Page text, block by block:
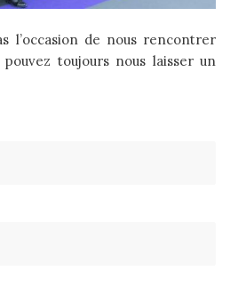
l’occasion de nous rencontrer
toujours nous laisser un